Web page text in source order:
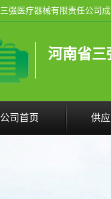
河南省三
公司首页 供